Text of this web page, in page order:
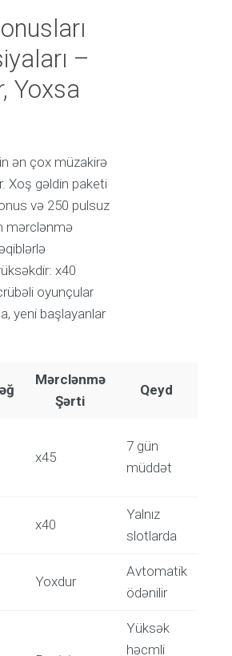
–
Yoxsa
ən çox müzakirə
Xoş gəldin paketi
və 250 pulsuz
mərclənmə
x40
oyunçular
yeni başlayanlar
Mərclənmə
Şərti
Qeyd
x45
7 gün
müddət
x40
Yalnız
slotlarda
Yoxdur
Avtomatik
ödənilir
Yüksək
həcmli